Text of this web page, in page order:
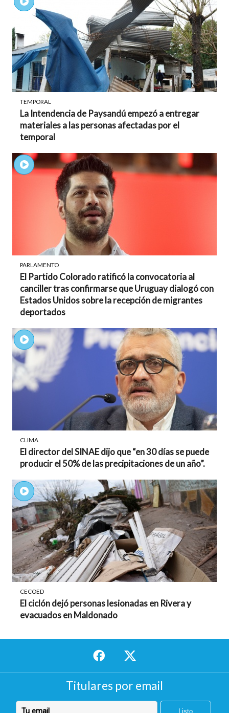
TEMPORAL
La Intendencia de Paysandú empezó a entregar
materiales a las personas afectadas por el
temporal
PARLAMENTO
El Partido Colorado ratificó la convocatoria al
canciller tras confirmarse que Uruguay dialogó con
Estados Unidos sobre la recepción de migrantes
deportados
CLIMA
El director del SINAE dijo que “en 30 días se puede
producir el 50% de las precipitaciones de un año”.
CECOED
El ciclón dejó personas lesionadas en Rivera y
evacuados en Maldonado
Titulares por email